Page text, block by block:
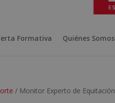
Formativa Quiénes Somos
/ Monitor Experto de Equitación